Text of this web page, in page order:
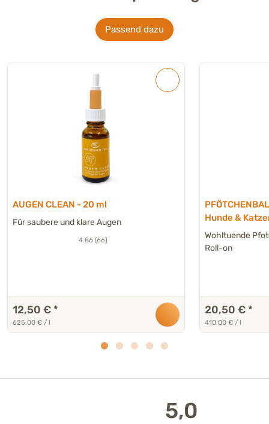
Passend dazu
AUGEN CLEAN - 20 ml
Für saubere und klare Augen
4.86 (66)
12,50 € *
625,00 € / l
Hunde &
Wohltuende
Roll-on
20,50 € *
410,00 € / l
5,0